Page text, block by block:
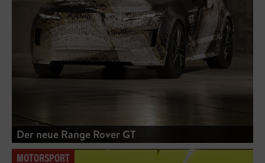
Der neue Range Rover GT
MOTORSPORT